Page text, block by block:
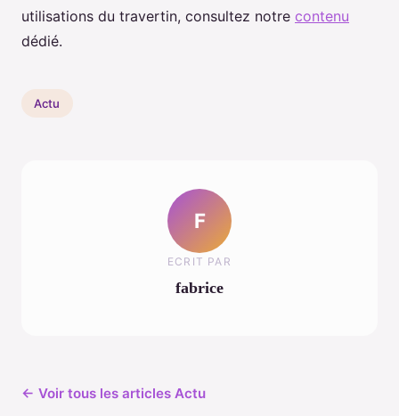
utilisations du travertin, consultez notre contenu
dédié.
Actu
F
ECRIT PAR
fabrice
← Voir tous les articles Actu